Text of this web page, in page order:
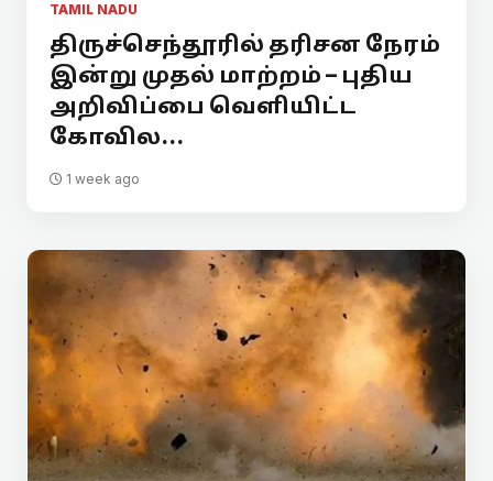
TAMIL NADU
திருச்செந்தூரில் தரிசன நேரம்
இன்று முதல் மாற்றம் – புதிய
அறிவிப்பை வெளியிட்ட
கோவில...
1 week ago